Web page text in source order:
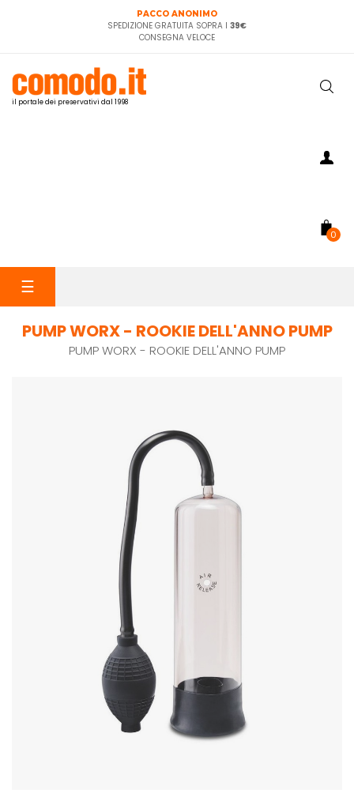
PACCO ANONIMO
SPEDIZIONE GRATUITA SOPRA I 39€
CONSEGNA VELOCE
il portale dei preservativi dal 1998
0
navigazione
☰
PUMP WORX - ROOKIE DELL'ANNO PUMP
PUMP WORX - ROOKIE DELL'ANNO PUMP